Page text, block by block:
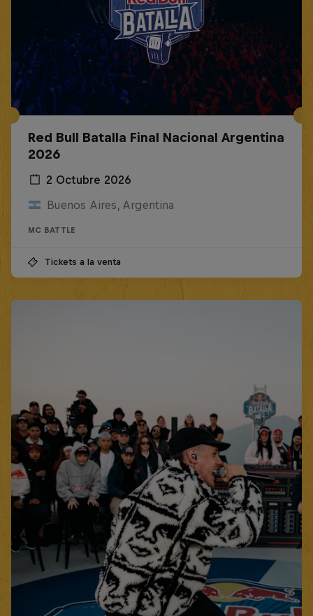
Red Bull Batalla Final Nacional Argentina
2026
2 Octubre 2026
Buenos Aires, Argentina
MC BATTLE
Tickets a la venta